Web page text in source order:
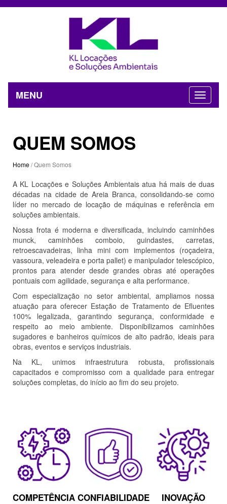
MENU
QUEM SOMOS
Home/ Quem Somos
A KL Locações e Soluções Ambientais atua há mais de duas
décadas na cidade de Areia Branca, consolidando-se como
líder no mercado de locação de máquinas e referência em
soluções ambientais.
Nossa frota é moderna e diversificada, incluindo caminhões
munck, caminhões comboio, guindastes, carretas,
retroescavadeiras, linha mini com implementos (roçadeira,
vassoura, veleadeira e porta pallet) e manipulador telescópico,
prontos para atender desde grandes obras até operações
pontuais com agilidade, segurança e alta performance.
Com especialização no setor ambiental, ampliamos nossa
atuação para oferecer Estação de Tratamento de Efluentes
100% legalizada, garantindo segurança, conformidade e
respeito ao meio ambiente. Disponibilizamos caminhões
sugadores e banheiros químicos de alto padrão, ideais para
obras, eventos e serviços industriais.
Na KL, unimos infraestrutura robusta, profissionais
capacitados e compromisso com a qualidade para entregar
soluções completas, do início ao fim do seu projeto.
COMPETÊNCIA CONFIABILIDADE INOVAÇÃO